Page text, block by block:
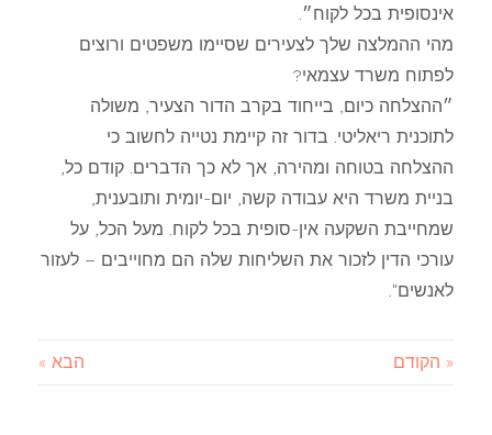
אינסופית בכל לקוח״.
מהי ההמלצה שלך לצעירים שסיימו משפטים ורוצים
לפתוח משרד עצמאי?
״ההצלחה כיום, בייחוד בקרב הדור הצעיר, משולה
לתוכנית ריאליטי. בדור זה קיימת נטייה לחשוב כי
ההצלחה בטוחה ומהירה, אך לא כך הדברים. קודם כל,
בניית משרד היא עבודה קשה, יום-יומית ותובענית,
שמחייבת השקעה אין-סופית בכל לקוח. מעל הכל, על
עורכי הדין לזכור את השליחות שלה הם מחוייבים – לעזור
לאנשים".
« הקודם הבא »